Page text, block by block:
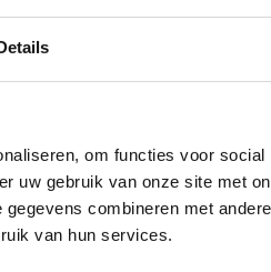
om functies voor
uw gebruik van onze site met
combineren met
van hun services.